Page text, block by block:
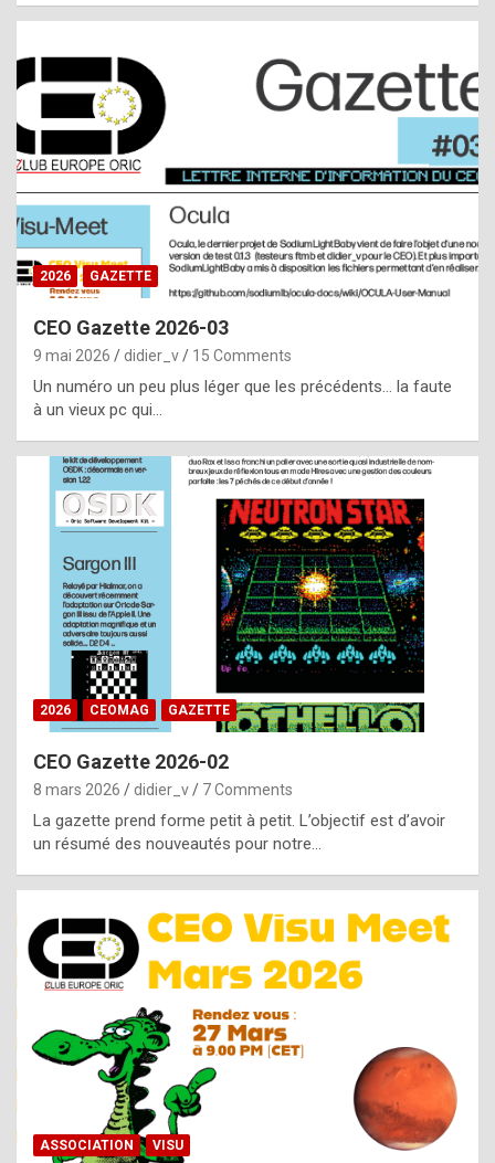
t
s
t
a
s
i
e
f
o
m
m
a
y
b
e
b
y
g
e
n
u
i
n
e
R
o
2026 GAZETTE
CEO Gazette 2026-03
9 mai 2026 didier_v 15 Comments
Un numéro un peu plus léger que les précédents… la faute
à un vieux pc qui…
2026 CEOMAG GAZETTE
CEO Gazette 2026-02
8 mars 2026 didier_v 7 Comments
La gazette prend forme petit à petit. L’objectif est d’avoir
un résumé des nouveautés pour notre…
ASSOCIATION VISU